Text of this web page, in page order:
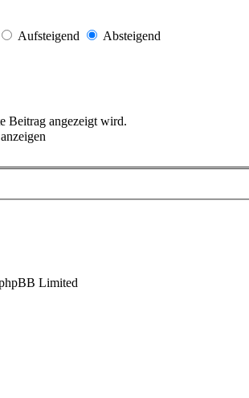
Aufsteigend
Absteigend
Beitrag angezeigt wird.
Limited